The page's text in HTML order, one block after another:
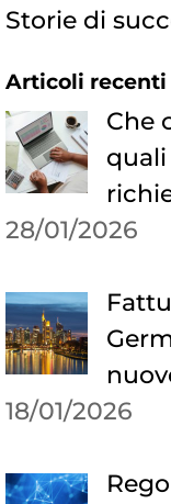
Storie di
Articoli recenti
Che
quali
28/01/2026
18/01/2026